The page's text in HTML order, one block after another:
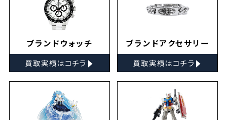
ブランドウォッチ
買取実績はコチラ ▸
ブランドアクセサリー
買取実績はコチラ ▸